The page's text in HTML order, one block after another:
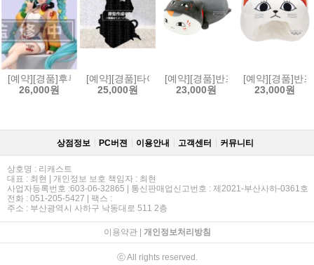
[예약][경품]후류 하츠네 미쿠 누들 스토퍼 피규어 디지털 스타 2025
26,000원
[예약][경품]타이토 그 비스크돌은 사랑을 한다 2
25,000원
[예약][경품]반프레스토 나츠메
23,000원
[예약][경품]반
23,000원
상점정보 PC버젼 이용안내 고객센터 커뮤니티
상호명 : 리캐스트
대표 : 최현 | 개인정보 보호 책임자 : 최현
사업자등록번호 :603-06-32865 | 통신판매업신고번호 : 제2021-부산사하-0361호
전화 : 051-205-5427 | 팩스 :
주소 : 부산광역시 사하구 낙동대로 511 2층
이용약관| 개인정보처리방침
ⓒ All rights reserved.